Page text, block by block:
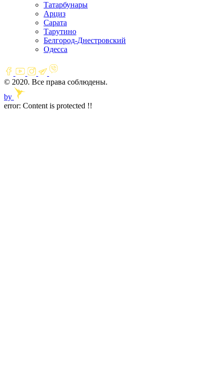
Татарбунары
Арциз
Сарата
Тарутино
Белгород-Днестровский
Одесса
© 2020. Все права соблюдены.
by
error: Content is protected !!